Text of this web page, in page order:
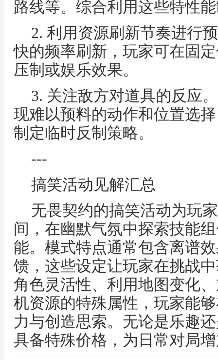
路线等。综合利用这些特性
2. 利用资源刷新节奏进行
快的频率刷新，玩家可在固
压制或娱乐效果。
3. 关注敌方对道具的反应
现难以预料的动作和位置选
制定临时反制策略。
---
搞笑活动见解汇总
无畏契约的搞笑活动为玩
间，在幽默气氛中探索技能
能。模式特点通常包含离谱
馈，这些设定让玩家在挑战
角色灵活性、利用地图变化
机资源的特殊属性，玩家能
力与创造思索。无论是乐趣
具备特殊价格，为日常对局